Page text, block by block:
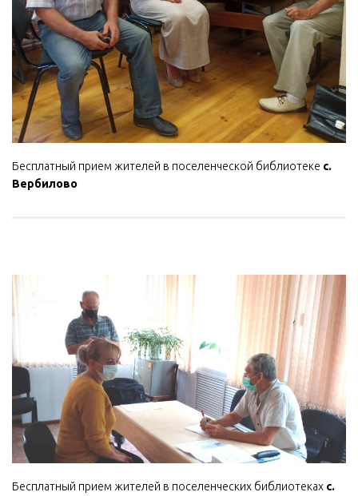
Бесплатный прием жителей в поселенческой библиотеке с.
Вербилово
Бесплатный прием жителей в поселенческих библиотеках с.